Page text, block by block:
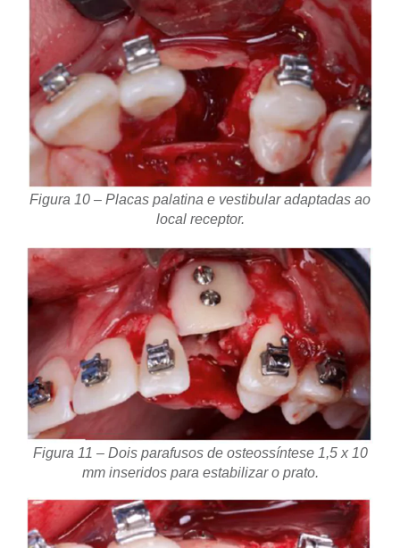
Figura 10 – Placas palatina e vestibular adaptadas ao
local receptor.
Figura 11 – Dois parafusos de osteossíntese 1,5 x 10
mm inseridos para estabilizar o prato.